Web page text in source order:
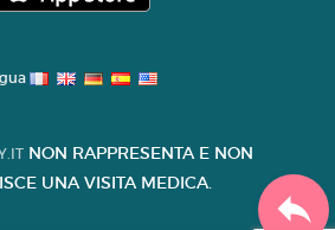
NON RAPPRESENTA E NON
UNA VISITA MEDICA.